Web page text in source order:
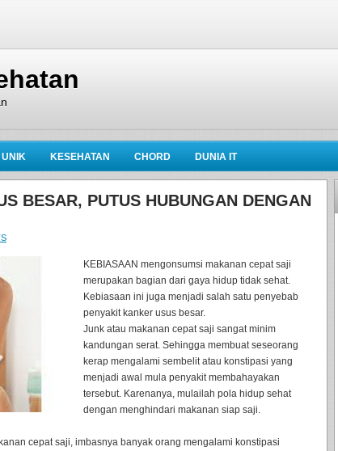
UNIK KESEHATAN CHORD DUNIA IT
BESAR, PUTUS HUBUNGAN DENGAN
KEBIASAAN mengonsumsi makanan cepat saji
merupakan bagian dari gaya hidup tidak sehat.
Kebiasaan ini juga menjadi salah satu penyebab
penyakit kanker usus besar.
Junk atau makanan cepat saji sangat minim
kandungan serat. Sehingga membuat seseorang
kerap mengalami sembelit atau konstipasi yang
menjadi awal mula penyakit membahayakan
tersebut. Karenanya, mulailah pola hidup sehat
dengan menghindari makanan siap saji.
cepat saji, imbasnya banyak orang mengalami konstipasi